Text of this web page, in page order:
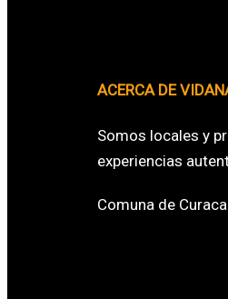
ACERCA DE
Somos locales y
experiencias
Comuna de